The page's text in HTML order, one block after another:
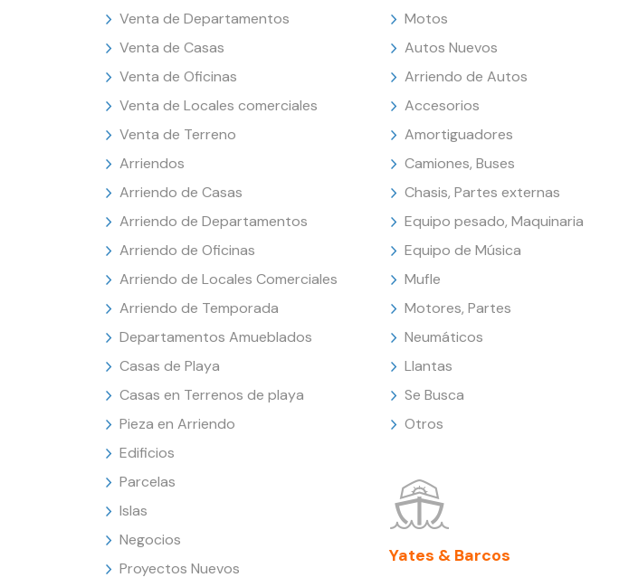
Venta de Departamentos
Venta de Casas
Venta de Oficinas
Venta de Locales comerciales
Venta de Terreno
Arriendos
Arriendo de Casas
Arriendo de Departamentos
Arriendo de Oficinas
Arriendo de Locales Comerciales
Arriendo de Temporada
Departamentos Amueblados
Casas de Playa
Casas en Terrenos de playa
Pieza en Arriendo
Edificios
Parcelas
Islas
Negocios
Proyectos Nuevos
Motos
Autos Nuevos
Arriendo de Autos
Accesorios
Amortiguadores
Camiones, Buses
Chasis, Partes externas
Equipo pesado, Maquinaria
Equipo de Música
Mufle
Motores, Partes
Neumáticos
Llantas
Se Busca
Otros
Yates & Barcos